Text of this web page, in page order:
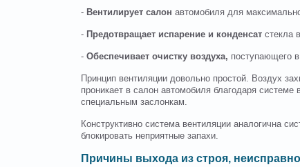
- Вентилирует салон автомобиля для
- Предотвращает испарение и конденсат стекла
- Обеспечивает очистку воздуха, поступающего
Принцип вентиляции довольно простой. Воздух
проникает в салон автомобиля благодаря
специальным заслонкам.
Конструктивно система вентиляции аналогична
блокировать неприятные запахи.
Причины выхода из строя,